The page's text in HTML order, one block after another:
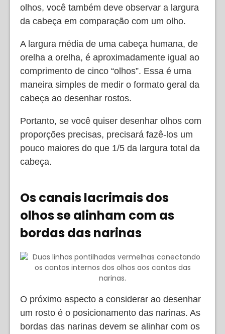
olhos, você também deve observar a largura
da cabeça em comparação com um olho.
A largura média de uma cabeça humana, de
orelha a orelha, é aproximadamente igual ao
comprimento de cinco “olhos”. Essa é uma
maneira simples de medir o formato geral da
cabeça ao desenhar rostos.
Portanto, se você quiser desenhar olhos com
proporções precisas, precisará fazê-los um
pouco maiores do que 1/5 da largura total da
cabeça.
Os canais lacrimais dos
olhos se alinham com as
bordas das narinas
O próximo aspecto a considerar ao desenhar
um rosto é o posicionamento das narinas. As
bordas das narinas devem se alinhar com os